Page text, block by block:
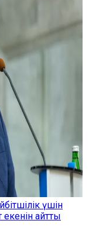
үшін
айтты